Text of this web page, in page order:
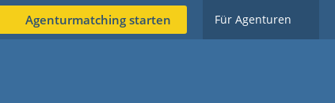
Agenturmatching starten Für Agenturen